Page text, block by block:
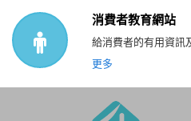
消費者教育網站
給消費者的有用資訊
更多